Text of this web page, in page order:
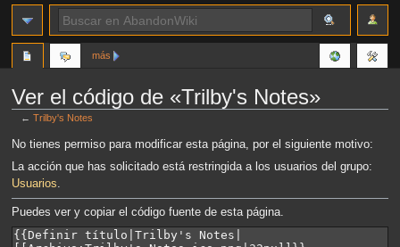
Ver el código de «Trilby's Notes»
←Trilby's Notes
Ir
a
la
Ir
a
la
No tienes permiso para modificar esta página, por el siguiente motivo:
La acción que has solicitado está restringida a los usuarios del grupo:
Usuarios.
Puedes ver y copiar el código fuente de esta página.
más